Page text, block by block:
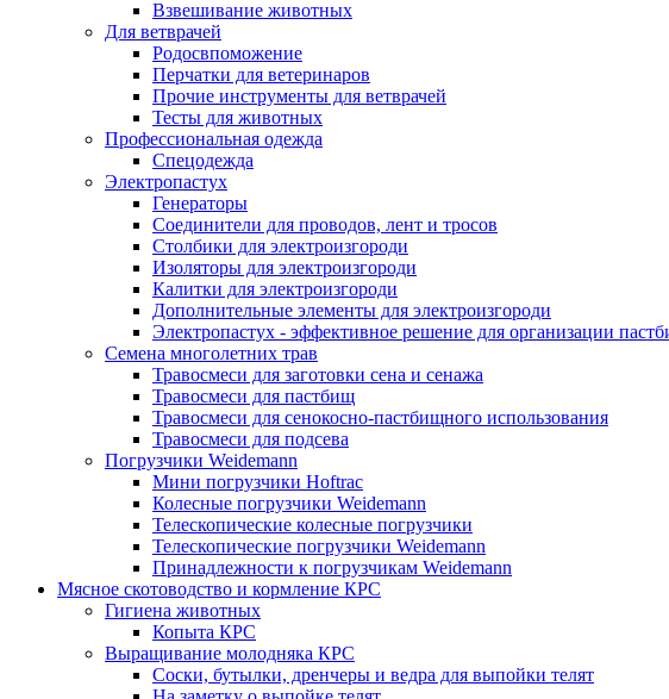
Взвешивание животных
Для ветврачей
Родосвпоможение
Перчатки для ветеринаров
Прочие инструменты для ветврачей
Тесты для животных
Профессиональная одежда
Cпецодежда
Электропастух
Генераторы
Соединители для проводов, лент и тросов
Столбики для электроизгороди
Изоляторы для электроизгороди
Калитки для электроизгороди
Дополнительные элементы для электроизгороди
Электропастух - эффективное решение для организации
Семена многолетних трав
Травосмеси для заготовки сена и сенажа
Травосмеси для пастбищ
Травосмеси для сенокосно-пастбищного использования
Травосмеси для подсева
Погрузчики Weidemann
Мини погрузчики Hoftraс
Колесные погрузчики Weidemann
Телескопические колесные погрузчики
Телескопические погрузчики Weidemann
Принадлежности к погрузчикам Weidemann
Мясное скотоводство и кормление КРС
Гигиена животных
Копыта КРС
Выращивание молодняка КРС
Соски, бутылки, дренчеры и ведра для выпойки телят